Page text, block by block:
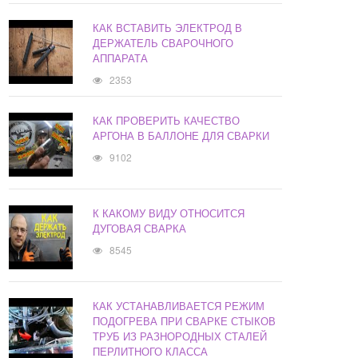
КАК ВСТАВИТЬ ЭЛЕКТРОД В
ДЕРЖАТЕЛЬ СВАРОЧНОГО
АППАРАТА
2353
КАК ПРОВЕРИТЬ КАЧЕСТВО
АРГОНА В БАЛЛОНЕ ДЛЯ СВАРКИ
9102
К КАКОМУ ВИДУ ОТНОСИТСЯ
ДУГОВАЯ СВАРКА
8545
КАК УСТАНАВЛИВАЕТСЯ РЕЖИМ
ПОДОГРЕВА ПРИ СВАРКЕ СТЫКОВ
ТРУБ ИЗ РАЗНОРОДНЫХ СТАЛЕЙ
ПЕРЛИТНОГО КЛАССА